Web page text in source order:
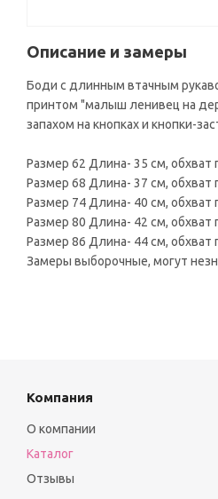
Описание и замеры
Боди с длинным втачным
принтом "малыш ленивец на
запахом на кнопках и кнопки-
Размер 62 Длина- 35 см, обхват
Размер 68 Длина- 37 см, обхват
Размер 74 Длина- 40 см, обхват
Размер 80 Длина- 42 см, обхват
Размер 86 Длина- 44 см, обхват
Замеры выборочные, могут
Компания
О компании
Каталог
Отзывы